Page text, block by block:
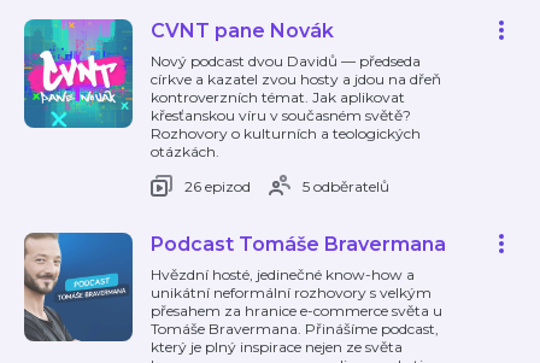
CVNT pane Novák
Nový podcast dvou Davidů — předseda
církve a kazatel zvou hosty a jdou na dřeň
kontroverzních témat. Jak aplikovat
křesťanskou víru v současném světě?
Rozhovory o kulturních a teologických
otázkách.
26 epizod
5 odběratelů
Podcast Tomáše Bravermana
Hvězdní hosté, jedinečné know-how a
unikátní neformální rozhovory s velkým
přesahem za hranice e-commerce světa u
Tomáše Bravermana. Přinášíme podcast,
který je plný inspirace nejen ze světa